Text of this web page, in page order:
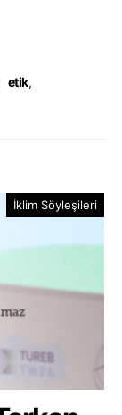
etik,
İklim Söyleşileri